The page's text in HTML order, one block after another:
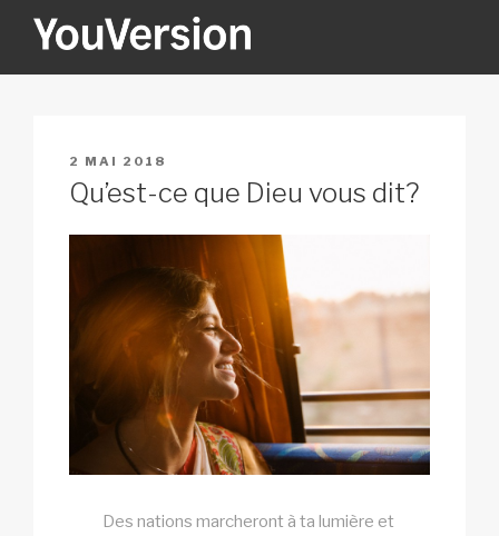
YOUVERSION
PUBLIÉ
LE
2 MAI 2018
Qu’est-ce que Dieu vous dit?
Des nations marcheront à ta lumière et